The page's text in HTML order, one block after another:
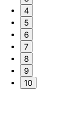
4
5
6
7
8
9
10